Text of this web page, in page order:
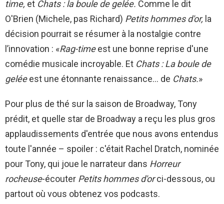
time, et Chats : la boule de gelée. Comme le dit
O'Brien (Michele, pas Richard) Petits hommes d'or, la
décision pourrait se résumer à la nostalgie contre
l’innovation : «Rag-timeest une bonne reprise d'une
comédie musicale incroyable. Et Chats : La boule de
geléeest une étonnante renaissance… de Chats.»
Pour plus de thé sur la saison de Broadway, Tony
prédit, et quelle star de Broadway a reçu les plus gros
applaudissements d'entrée que nous avons entendus
toute l'année – spoiler : c'était Rachel Dratch, nominée
pour Tony, qui joue le narrateur dans Horreur
rocheuse-écouter Petits hommes d'orci-dessous, ou
partout où vous obtenez vos podcasts.